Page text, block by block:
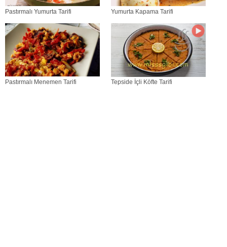
Pastırmalı Yumurta Tarifi Yumurta Kapama Tarifi
Pastırmalı Menemen Tarifi Tepside İçli Köfte Tarifi